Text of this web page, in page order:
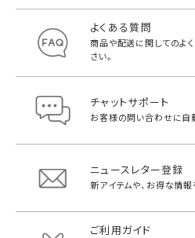
よくある質問
商品や配送に関してのよ
さい。
チャットサポート
お客様の問い合わせに自
ニュースレター登録
新アイテムや、お得な情報
ご利用ガイド